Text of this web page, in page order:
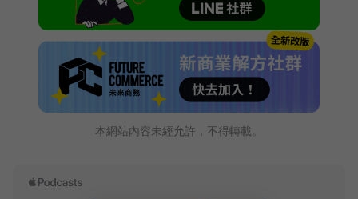
本網站內容未經允許，不得轉載。